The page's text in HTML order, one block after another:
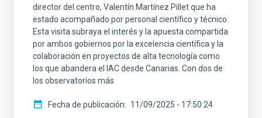
director del centro, Valentín Martínez Pillet que ha
estado acompañado por personal científico y técnico.
Esta visita subraya el interés y la apuesta compartida
por ambos gobiernos por la excelencia científica y la
colaboración en proyectos de alta tecnología como
los que abandera el IAC desde Canarias. Con dos de
los observatorios más
Fecha de publicación 11/09/2025 - 17:50:24